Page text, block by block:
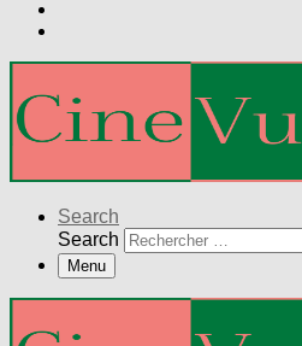
Search
Search
Menu